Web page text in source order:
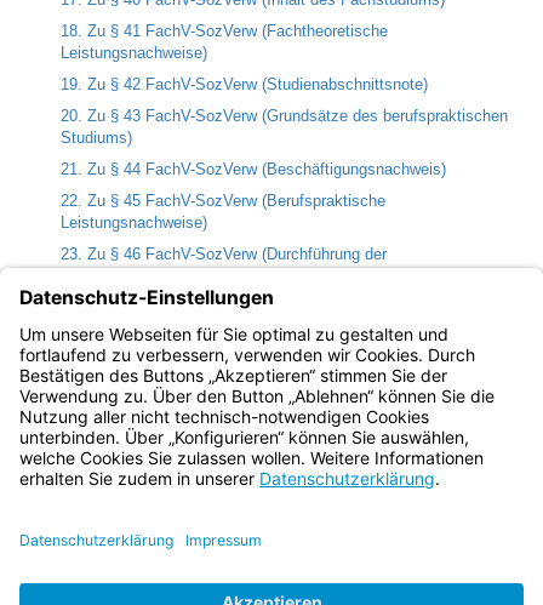
18. Zu § 41 FachV-SozVerw (Fachtheoretische
Leistungsnachweise)
19. Zu § 42 FachV-SozVerw (Studienabschnittsnote)
20. Zu § 43 FachV-SozVerw (Grundsätze des berufspraktischen
Studiums)
21. Zu § 44 FachV-SozVerw (Beschäftigungsnachweis)
22. Zu § 45 FachV-SozVerw (Berufspraktische
Leistungsnachweise)
23. Zu § 46 FachV-SozVerw (Durchführung der
24. Zu § 48 FachV-SozVerw (Zulassung zur
Qualifikationsprüfung)
25. Zu § 54 FachV-SozVerw (Diplomarbeit)
Bayern.de
BayernPortal
Impressum